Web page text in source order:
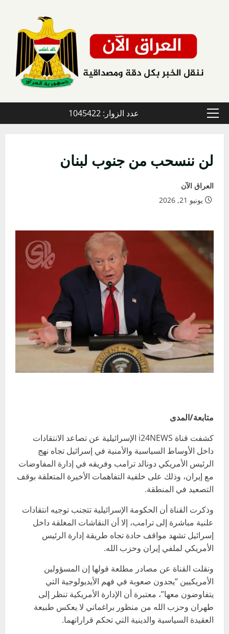
القائمة
عدد الزوار: 1045422
لن ننسحب من جنوب لبنان
العراق الآن
يونيو 21, 2026
متابعة/المدى
كشفت قناة i24NEWS الإسرائيلية عن تصاعد الانتقادات
داخل الأوساط السياسية والأمنية في إسرائيل تجاه نهج
الرئيس الأمريكي دونالد ترامب وفريقه في إدارة المفاوضات
مع إيران، وذلك على خلفية التفاهمات الأخيرة المتعلقة بوقف
التصعيد في المنطقة.
وذكرت القناة أن الحكومة الإسرائيلية تتجنب توجيه انتقادات
علنية مباشرة إلى ترامب، إلا أن النقاشات المغلقة داخل
إسرائيل تشهد مواقف حادة تجاه طريقة إدارة الرئيس
الأمريكي لملفي إيران وحزب الله.
ونقلت القناة عن مصادر مطلعة قولها إن المسؤولين
الأمريكيين “يجدون صعوبة في فهم الأيديولوجية التي
يتفاوضون معها”، معتبرة أن الإدارة الأمريكية تنظر إلى
طهران وحزب الله من منظور براغماتي لا يعكس طبيعة
العقيدة السياسية والدينية التي تحكم قراراتهما.